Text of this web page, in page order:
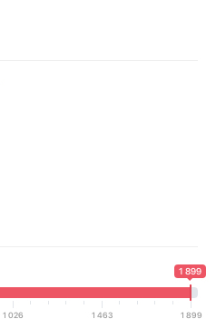
1 899
1 026 1 463 1 899